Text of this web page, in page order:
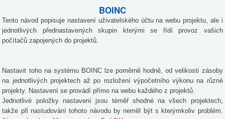
BOINC
Tento návod popisuje nastavení uživatelského účtu na webu projektu, ale i
jednotlivých přednastavených skupin kterými se řídí provoz vašich
počítačů zapojených do projektů.
Nastavit toho na systému BOINC lze poměrně hodně, od velikosti zásoby
na jednotlivých projektech až po rozložení výpočetního výkonu na různé
projekty. Nastavení se provádí přímo na webu každého z projektů.
Jednotlivé položky nastavení jsou téměř shodné na všech projektech,
takže při nastudování tohoto návodu by neměl být s kterýmkoliv problém.